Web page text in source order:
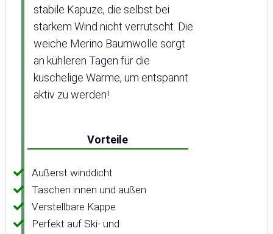
stabile Kapuze, die selbst bei
starkem Wind nicht verrutscht. Die
weiche Merino Baumwolle sorgt
an kühleren Tagen für die
kuschelige Wärme, um entspannt
aktiv zu werden!
Vorteile
Äußerst winddicht
Taschen innen und außen
Verstellbare Kappe
Perfekt auf Ski- und